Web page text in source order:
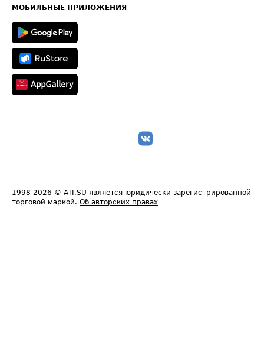
Техническая информация
МОБИЛЬНЫЕ ПРИЛОЖЕНИЯ
1998-2026 © ATI.SU является юридически зарегистрированной
торговой маркой. Об авторских правах